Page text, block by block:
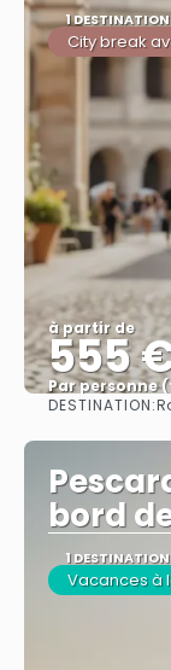
1
City break
à partir de
555
Par personne
DESTINATION:
bord
1
Vacances à